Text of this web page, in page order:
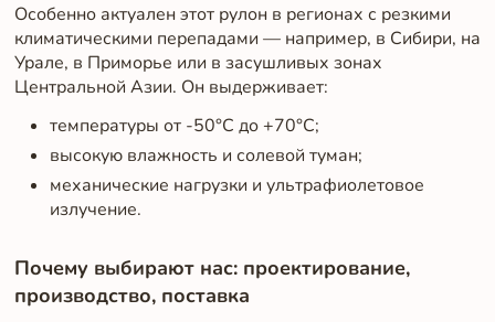
Особенно актуален этот рулон в регионах с резкими
климатическими перепадами — например, в Сибири, на
Урале, в Приморье или в засушливых зонах
Центральной Азии. Он выдерживает:
температуры от -50°C до +70°C;
высокую влажность и солевой туман;
механические нагрузки и ультрафиолетовое
излучение.
Почему выбирают нас: проектирование,
производство, поставка